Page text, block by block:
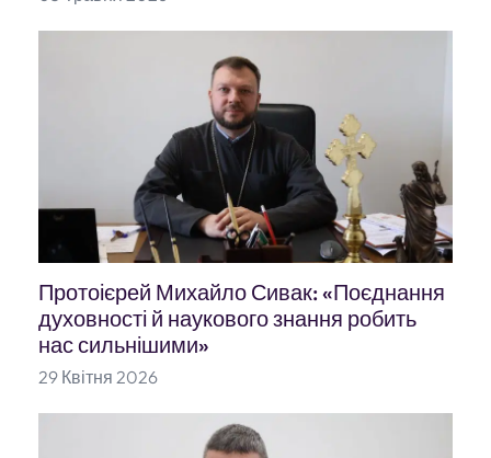
Протоієрей Михайло Сивак: «Поєднання
духовності й наукового знання робить
нас сильнішими»
29 Квітня 2026